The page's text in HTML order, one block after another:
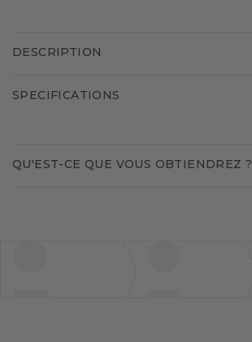
DESCRIPTION
SPECIFICATIONS
QU'EST-CE QUE VOUS OBTIENDREZ ?